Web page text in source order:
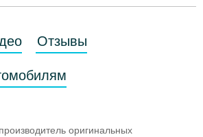
Отзывы
оригинальных